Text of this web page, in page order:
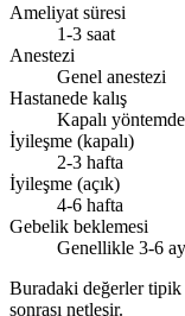
Ameliyat süresi
1-3 saat
Anestezi
Genel anestezi
Hastanede kalış
Kapalı
İyileşme (kapalı)
2-3 hafta
İyileşme (açık)
4-6 hafta
Gebelik beklemesi
Genellikle 3-6 ay
Buradaki değerler tipik
sonrası netleşir.